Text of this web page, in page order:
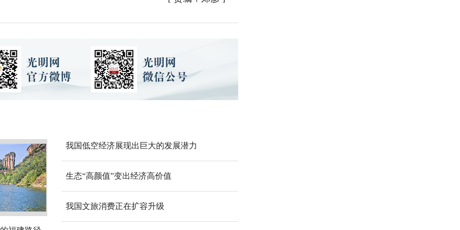
我国低空经济展现出巨大的发展潜力
生态“高颜值”变出经济高价值
我国文旅消费正在扩容升级